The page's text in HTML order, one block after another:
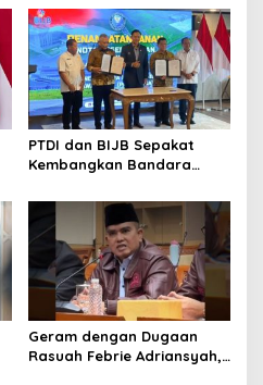
Juta Ton LNG
PTDI dan BIJB Sepakat
Kembangkan Bandara
Industri Kedirgantaraan
Nasional
Geram dengan Dugaan
Rasuah Febrie Adriansyah,